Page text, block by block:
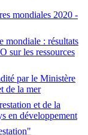
mondiales 2020 -
mondiale : résultats
sur les ressources
par le Ministère
de la mer
et de la
en développement